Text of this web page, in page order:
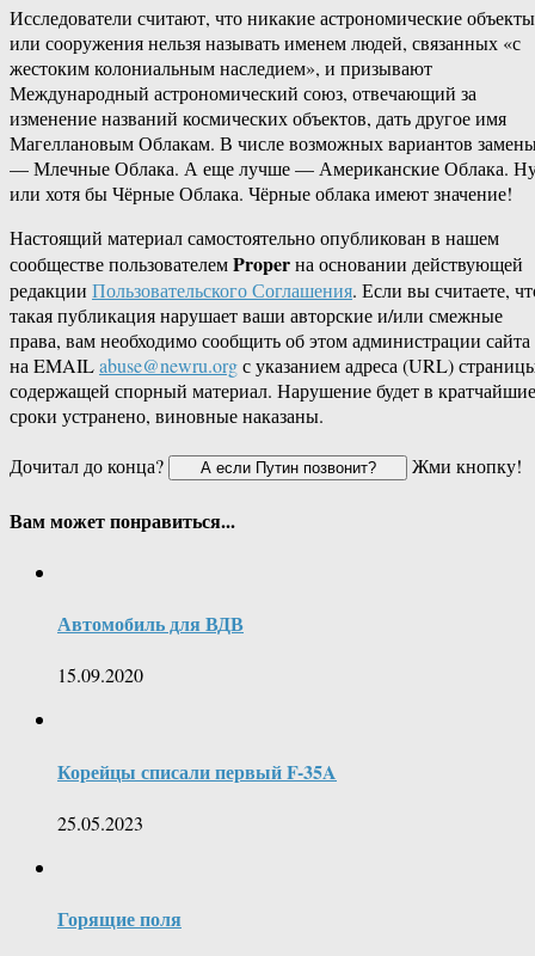
Исследователи считают, что никакие астрономические объекты
или сооружения нельзя называть именем людей, связанных «с
жестоким колониальным наследием», и призывают
Международный астрономический союз, отвечающий за
изменение названий космических объектов, дать другое имя
Магеллановым Облакам. В числе возможных вариантов
— Млечные Облака. А еще лучше — Американские Облака.
или хотя бы Чёрные Облака. Чёрные облака имеют значение!
Настоящий материал самостоятельно опубликован в нашем
сообществе пользователемProperна основании действующей
редакции Пользовательского Соглашения. Если вы считаете,
такая публикация нарушает ваши авторские и/или смежные
права, вам необходимо сообщить об этом администрации сайта
на EMAILabuse@newru.orgс указанием адреса (URL)
содержащей спорный материал. Нарушение будет в кратчайшие
сроки устранено, виновные наказаны.
Дочитал до конца?
Жми кнопку!
Вам может понравиться...
Автомобиль для ВДВ
15.09.2020
Корейцы списали первый F-35A
25.05.2023
Горящие поля